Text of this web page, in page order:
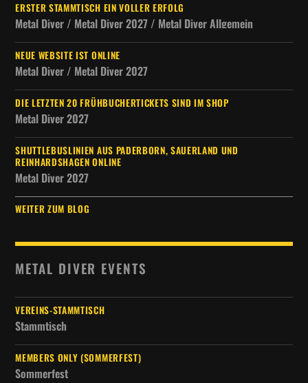
ERSTER STAMMTISCH EIN VOLLER ERFOLG
Metal Diver / Metal Diver 2027 / Metal Diver Allgemein
NEUE WEBSITE IST ONLINE
Metal Diver / Metal Diver 2027
DIE LETZTEN 20 FRÜHBUCHERTICKETS SIND IM SHOP
Metal Diver 2027
SHUTTLEBUSLINIEN AUS PADERBORN, SAUERLAND UND
REINHARDSHAGEN ONLINE
Metal Diver 2027
WEITER ZUM BLOG
METAL DIVER EVENTS
VEREINS-STAMMTISCH
Stammtisch
MEMBERS ONLY (SOMMERFEST)
Sommerfest